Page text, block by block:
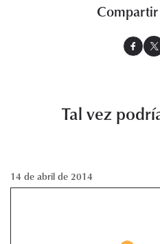
Tal vez
14 de abril de 2014